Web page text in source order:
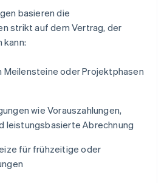
basieren die
strikt auf dem Vertrag, der
Meilensteine oder Projektphasen
wie Vorauszahlungen,
leistungsbasierte Abrechnung
für frühzeitige oder